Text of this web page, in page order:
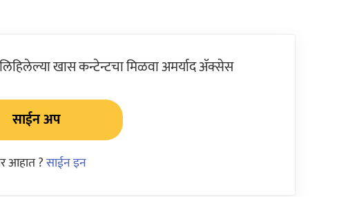
खास कन्टेन्टचा मिळवा अमर्याद ॲक्सेस
साईन अप
आहात ?साईन इन